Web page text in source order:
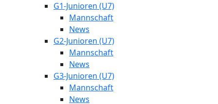
G1-Junioren (U7)
Mannschaft
News
G2-Junioren (U7)
Mannschaft
News
G3-Junioren (U7)
Mannschaft
News